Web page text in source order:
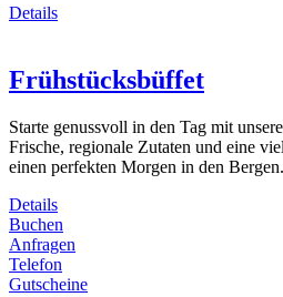
Details
Frühstücksbüffet
Starte genussvoll in den Tag mit
Frische, regionale Zutaten und eine
einen perfekten Morgen in den Bergen.
Details
Buchen
Anfragen
Telefon
Gutscheine